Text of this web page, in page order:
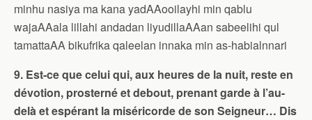
minhu nasiya ma kana yadAAooilayhi min qablu
wajaAAala lillahi andadan liyudillaAAan sabeelihi qul
tamattaAA bikufrika qaleelan innaka min as-habialnnari
9. Est-ce que celui qui, aux heures de la nuit, reste en
dévotion, prosterné et debout, prenant garde à l’au-
delà et espérant la miséricorde de son Seigneur… Dis